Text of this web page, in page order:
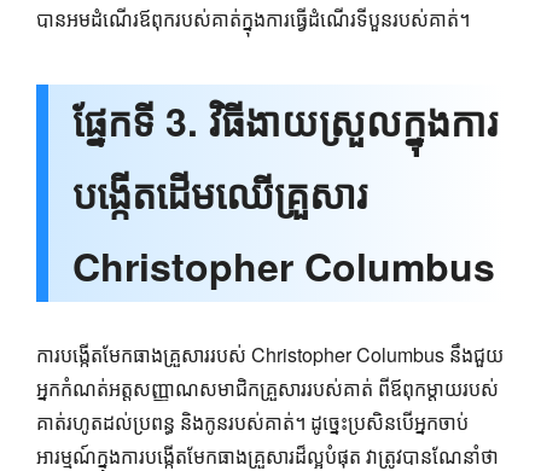
បានអមដំណើរឪពុករបស់គាត់ក្នុងការធ្វើដំណើរទីបួនរបស់គាត់។
ផ្នែកទី 3. វិធីងាយស្រួលក្នុងការ
បង្កើតដើមឈើគ្រួសារ
Christopher Columbus
ការបង្កើតមែកធាងគ្រួសាររបស់ Christopher Columbus នឹងជួយ
អ្នកកំណត់អត្តសញ្ញាណសមាជិកគ្រួសាររបស់គាត់ ពីឪពុកម្តាយរបស់
គាត់រហូតដល់ប្រពន្ធ និងកូនរបស់គាត់។ ដូច្នេះប្រសិនបើអ្នកចាប់
អារម្មណ៍ក្នុងការបង្កើតមែកធាងគ្រួសារដ៏ល្អបំផុត វាត្រូវបានណែនាំថា